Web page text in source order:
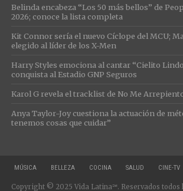
Belinda encabeza “Los 50 más bellos” de
2026; conoce la lista completa
Kit Connor sería el nuevo Cíclope del MCU;
elegido al líder de los X-Men
Harry Styles emociona al cantar “Cielito
conquista al Estadio GNP Seguros
Karol G revela el tracklist de No Me
Anya Taylor-Joy cuestiona la actuación de
tenemos cosas que cuidar”
MÚSICA BELLEZA COCINA SALUD CINE-TV
Copyright © 2025 Vida Latina℠. Reservados todos